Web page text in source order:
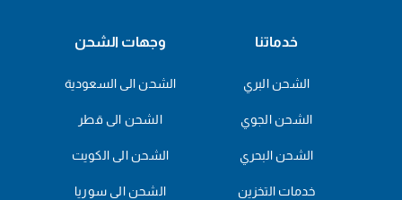
خدماتنا
الشحن البري
الشحن الجوي
الشحن البحري
خدمات التخزين
وجهات الشحن
الشحن الى السعودية
الشحن الى قطر
الشحن الى الكويت
الشحن الى سوريا